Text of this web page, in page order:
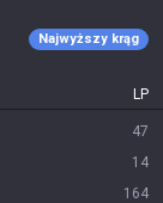
Najwyższy krąg
LP
47
14
164